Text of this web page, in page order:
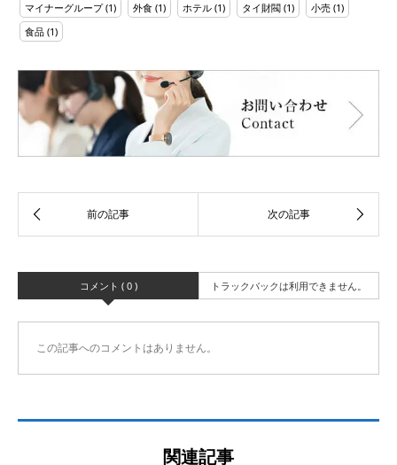
マイナーグループ(1) 外食 (1) ホテル (1) タイ財閥 (1) 小売 (1)
食品 (1)
コメント ( 0 ) トラックバックは利用できません。
この記事へのコメントはありません。
関連記事